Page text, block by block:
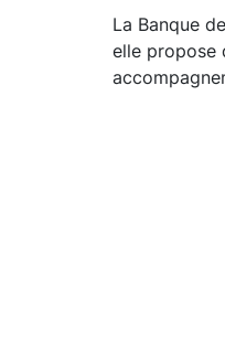
La Banque
elle propose